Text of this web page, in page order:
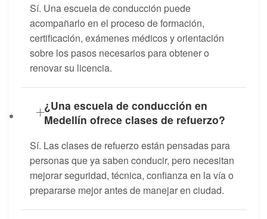
Sí. Una escuela de conducción puede
acompañarlo en el proceso de formación,
certificación, exámenes médicos y orientación
sobre los pasos necesarios para obtener o
renovar su licencia.
¿Una escuela de conducción en
Medellín ofrece clases de refuerzo?
Sí. Las clases de refuerzo están pensadas para
personas que ya saben conducir, pero necesitan
mejorar seguridad, técnica, confianza en la vía o
prepararse mejor antes de manejar en ciudad.